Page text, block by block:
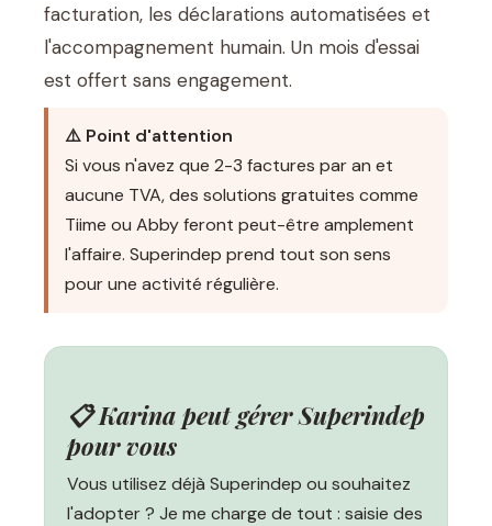
facturation, les déclarations automatisées et
l'accompagnement humain. Un mois d'essai
est offert sans engagement.
⚠️ Point d'attention
Si vous n'avez que 2-3 factures par an et
aucune TVA, des solutions gratuites comme
Tiime ou Abby feront peut-être amplement
l'affaire. Superindep prend tout son sens
pour une activité régulière.
📋 Karina peut gérer Superindep
pour vous
Vous utilisez déjà Superindep ou souhaitez
l'adopter ? Je me charge de tout : saisie des